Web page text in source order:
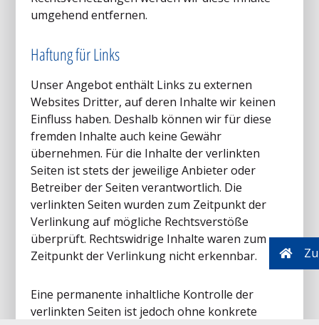
umgehend entfernen.
Haftung für Links
Unser Angebot enthält Links zu externen
Websites Dritter, auf deren Inhalte wir keinen
Einfluss haben. Deshalb können wir für diese
fremden Inhalte auch keine Gewähr
übernehmen. Für die Inhalte der verlinkten
Seiten ist stets der jeweilige Anbieter oder
Betreiber der Seiten verantwortlich. Die
verlinkten Seiten wurden zum Zeitpunkt der
Verlinkung auf mögliche Rechtsverstöße
überprüft. Rechtswidrige Inhalte waren zum
Zeitpunkt der Verlinkung nicht erkennbar.
Eine permanente inhaltliche Kontrolle der
verlinkten Seiten ist jedoch ohne konkrete